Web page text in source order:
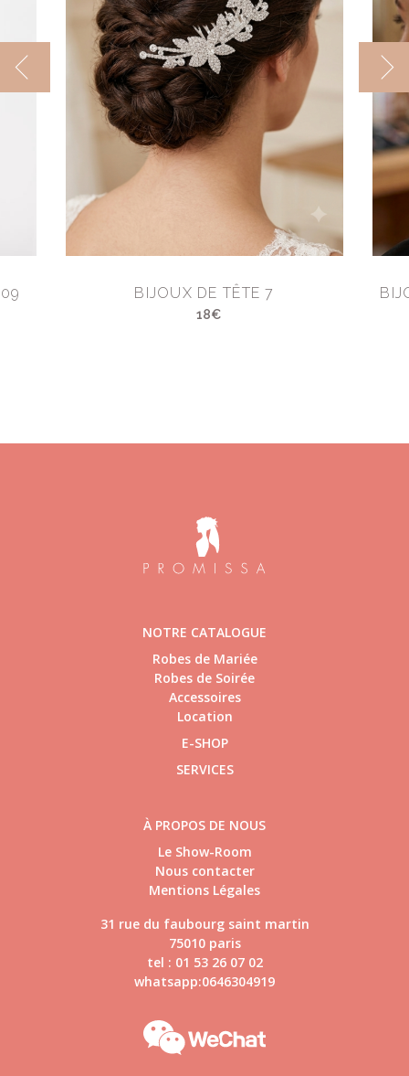
BIJOUX DE TÊTE 7
18€
NOTRE CATALOGUE
Robes de Mariée
Robes de Soirée
Accessoires
Location
E-SHOP
SERVICES
À PROPOS DE NOUS
Le Show-Room
Nous contacter
Mentions Légales
31 rue du faubourg saint martin
75010 paris
tel : 01 53 26 07 02
whatsapp:0646304919